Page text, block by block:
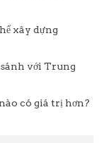
xây dựng
với Trung
có giá trị hơn?